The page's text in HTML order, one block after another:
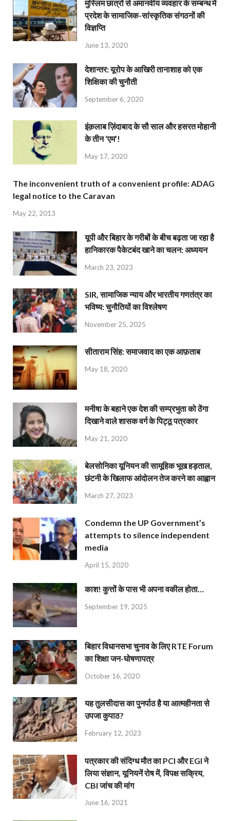
मुस्लिम छात्रों से अमानवीय व्यवहार के सम्बन्ध में
प्रदेश के सामाजिक-सांस्कृतिक संगठनों की
विज्ञप्ति
June 13, 2020
देशान्‍तर: यूरोप के आखिरी तानाशाह को एक
शिक्षिका की चुनौती
September 6, 2020
इंक़लाब ज़िंदाबाद के सौ साल और हसरत मोहानी
के तीन ‘एम’!
May 17, 2020
The inconvenient truth of a convenient profile: ADAG
legal notice to the Caravan
May 22, 2013
यूपी और बिहार के गरीबों के बीच बढ़ता जा रहा है
हानिकारक पैकेटबंद खाने का चलन: अध्ययन
March 23, 2023
SIR, सामाजिक न्याय और भारतीय गणतंत्र का
भविष्य: चुनौतियों का विश्लेषण
November 25, 2025
सीताराम सिंह: समाजवाद का एक आफ़ताब
May 18, 2020
मनीषा के बहाने एक देश की सम्प्रभुता को ठेंगा
दिखाने वाले शासक वर्ग के पिट्ठू पत्रकार
May 21, 2020
बेलसोनिका यूनियन की सामूहिक भूख हड़ताल,
छंटनी के खिलाफ आंदोलन तेज करने का आह्वान
March 27, 2023
Condemn the UP Government’s
attempts to silence independent
media
April 15, 2020
काश! कुत्तों के पास भी अपना वकील होता…
September 19, 2025
बिहार विधानसभा चुनाव के लिए RTE Forum
का शिक्षा जन-घोषणापत्र
October 16, 2020
यह तुलसीदास का पुनर्पाठ है या आत्महीनता से
उपजा कुपाठ?
February 12, 2023
पत्रकार की संदिग्ध मौत का PCI और EGI ने
लिया संज्ञान, यूनियनें रोष में, विपक्ष सक्रिय,
CBI जांच की मांग
June 16, 2021